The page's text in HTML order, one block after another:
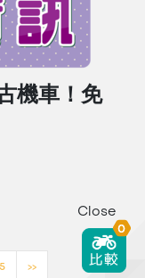
機車！免
5 >>
Close
0